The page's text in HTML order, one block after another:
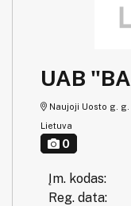
UAB
Naujoji Uosto g. g.
Lietuva
0
Įm. kodas:
Reg. data: